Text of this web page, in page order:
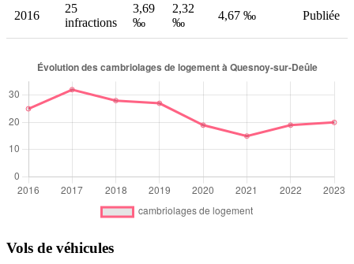
2016
25
infractions
3,69
‰
2,32
‰
4,67 ‰ Publiée
Vols de véhicules